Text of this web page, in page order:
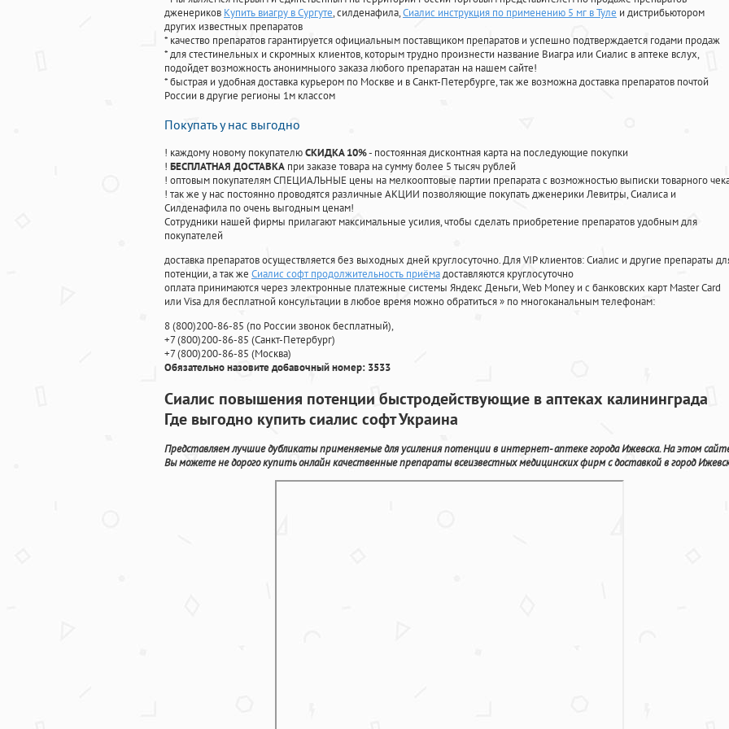
дженериков Купить виагру в Сургуте, силденафила,Сиалис инструкция по применению 5 мг в Туле и дистрибьютором
других известных препаратов
* качество препаратов гарантируется официальным поставщиком препаратов и успешно подтверждается годами продаж
* для стестинельных и скромных клиентов, которым трудно произнести название Виагра или Сиалис в аптеке вслух,
подойдет возможность анонимныого заказа любого препаратан на нашем сайте!
* быстрая и удобная доставка курьером по Москве и в Санкт-Петербурге, так же возможна доставка препаратов почтой
России в другие регионы 1м классом
Покупать у нас выгодно
! каждому новому покупателюСКИДКА 10%- постоянная дисконтная карта на последующие покупки
! БЕСПЛАТНАЯ ДОСТАВКА при заказе товара на сумму более 5 тысяч рублей
! оптовым покупателям СПЕЦИАЛЬНЫЕ цены на мелкооптовые партии препарата с возможностью выписки товарного
! так же у нас постоянно проводятся различные АКЦИИ позволяющие покупать дженерики Левитры, Сиалиса и
Силденафила по очень выгодным ценам!
Cотрудники нашей фирмы прилагают максимальные усилия, чтобы сделать приобретение препаратов удобным для
покупателей
доставка препаратов осуществляется без выходных дней круглосуточно. Для VIP клиентов: Сиалис и другие препараты
потенции, а так же Сиалис софт продолжительность приёмадоставляются круглосуточно
оплата принимаются через электронные платежные системы Яндекс Деньги, Web Money и с банковских карт Master Card
или Visa для бесплатной консультации в любое время можно обратиться» по многоканальным телефонам:
8(800)200-86-85 (по России звонок бесплатный),
+7(800)200-86-85 (Санкт-Петербург)
+7(800)200-86-85 (Москва)
Обязательно назовите добавочный номер: 3533
Сиалис повышения потенции быстродействующие в аптеках калининграда
Где выгодно купить сиалис софт Украина
Представляем лучшие дубликаты применяемые для усиления потенции в интернет- аптеке города Ижевска. На этом
Вы можете не дорого купить онлайн качественные препараты всеизвестных медицинских фирм с доставкой в город